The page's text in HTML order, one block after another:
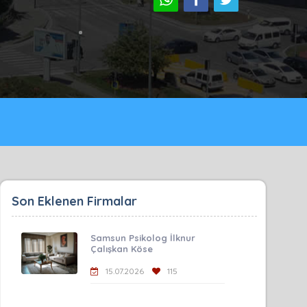
Son Eklenen Firmalar
Samsun Psikolog İlknur
Çalışkan Köse
15.07.2026 115